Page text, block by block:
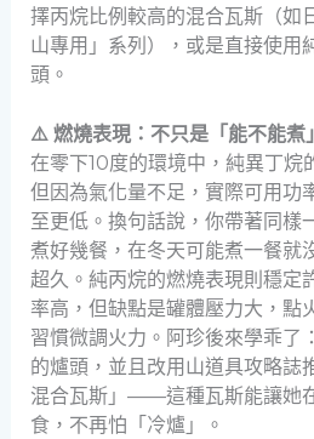
擇丙烷比例較高的混合瓦斯（如
山專用」系列），或是直接使用
頭。
⚠️ 燃燒表現：不只是「能不能煮
在零下10度的環境中，純異丁烷
但因為氣化量不足，實際可用功
至更低。換句話說，你帶著同樣
煮好幾餐，在冬天可能煮一餐就
超久。純丙烷的燃燒表現則穩定
率高，但缺點是罐體壓力大，點
習慣微調火力。阿珍後來學乖了
的爐頭，並且改用山道具攻略誌
混合瓦斯」——這種瓦斯能讓她
食，不再怕「冷爐」。